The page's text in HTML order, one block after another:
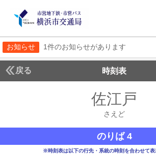
お知らせ 1件のお知らせがあります
戻る 時刻表
佐江戸
さえど
のりば 4
※時刻表は以下の行先・系統の時刻を合わせて表